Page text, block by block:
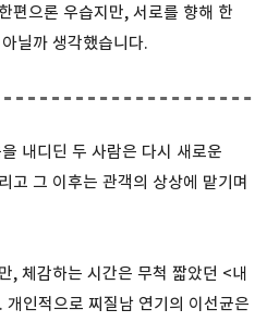
편으론 우습지만, 서로를 향해 한
닐까 생각했습니다.
내디딘 두 사람은 다시 새로운
고 그 이후는 관객의 상상에 맡기며
, 체감하는 시간은 무척 짧았던 <내
인적으로 찌질남 연기의 이선균은